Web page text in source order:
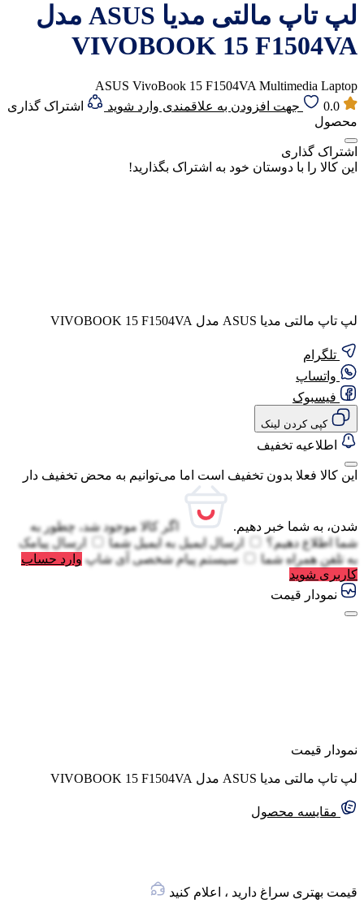
لپ تاپ مالتی مدیا ASUS مدل
VIVOBOOK 15 F1504VA
ASUS VivoBook 15 F1504VA Multimedia Laptop
0.0
جهت افزودن به علاقمندی وارد شوید
اشتراک گذاری
محصول
اشتراک گذاری
این کالا را با دوستان خود به اشتراک بگذارید!
لپ تاپ مالتی مدیا ASUS مدل VIVOBOOK 15 F1504VA
تلگرام
واتساپ
فیسبوک
کپی کردن لینک
اطلاعیه تخفیف
این کالا فعلا بدون تخفیف است اما می‌توانیم به محض تخفیف دار
شدن، به شما خبر دهیم.
اگر کالا موجود شد، چطور به
شما اطلاع دهیم؟
ارسال ایمیل به ایمیل شما
ارسال پیامک
به تلفن همراه شما سیستم پیام شخصی آی شاپ وارد حساب
کاربری شوید
نمودار قیمت
نمودار قیمت
لپ تاپ مالتی مدیا ASUS مدل VIVOBOOK 15 F1504VA
مقایسه محصول
قیمت بهتری سراغ دارید ، اعلام کنید